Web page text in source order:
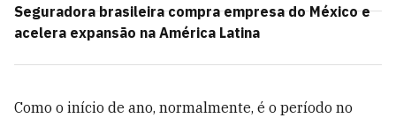
Seguradora brasileira compra empresa do México e
acelera expansão na América Latina
Como o início de ano, normalmente, é o período no